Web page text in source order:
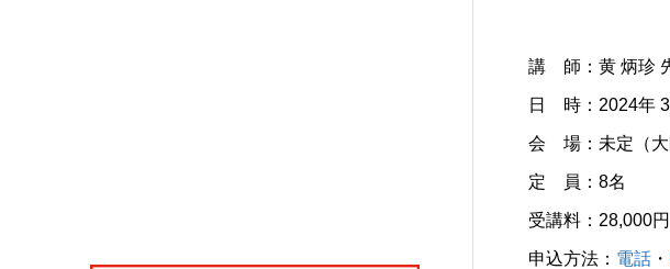
講 師：黄 炳珍
日 時：2024年 3
会 場：未定（大
定 員：8名
受講料：28,000円
申込方法： 電話 ・